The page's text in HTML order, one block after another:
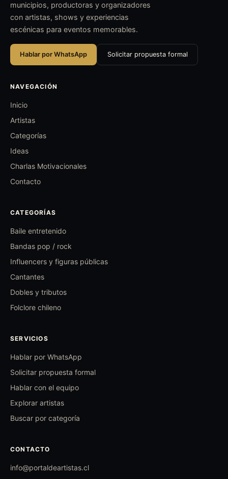
municipios, productoras y organizadores
con artistas, shows y experiencias
escénicas para eventos memorables.
Hablar por WhatsApp Solicitar propuesta formal
NAVEGACIÓN
Inicio
Artistas
Categorías
Ideas
Charlas Motivacionales
Contacto
CATEGORÍAS
Baile entretenido
Bandas pop / rock
Influencers y figuras públicas
Cantantes
Dobles y tributos
Folclore chileno
SERVICIOS
Hablar por WhatsApp
Solicitar propuesta formal
Hablar con el equipo
Explorar artistas
Buscar por categoría
CONTACTO
info@portaldeartistas.cl